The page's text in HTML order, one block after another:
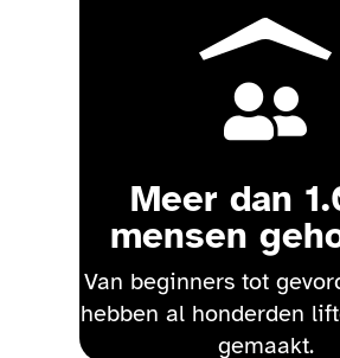

Meer dan
mensen
Van beginners tot
hebben al honderden
gemaakt.